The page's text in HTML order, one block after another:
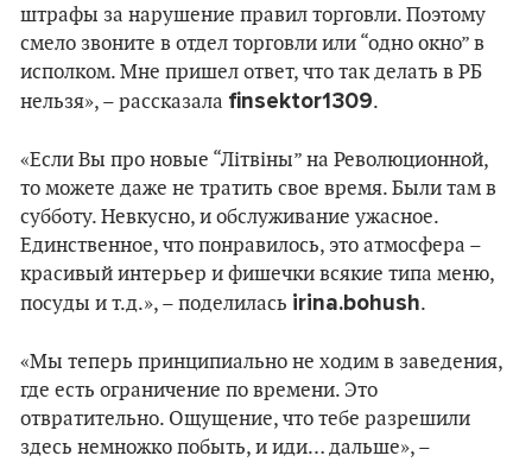
штрафы за нарушение правил торговли. Поэтому
смело звоните в отдел торговли или “одно окно” в
исполком. Мне пришел ответ, что так делать в РБ
нельзя», – рассказала finsektor1309.
«Если Вы про новые “Літвіны” на Революционной,
то можете даже не тратить свое время. Были там в
субботу. Невкусно, и обслуживание ужасное.
Единственное, что понравилось, это атмосфера –
красивый интерьер и фишечки всякие типа меню,
посуды и т.д.», – поделилась irina.bohush.
«Мы теперь принципиально не ходим в заведения,
где есть ограничение по времени. Это
отвратительно. Ощущение, что тебе разрешили
здесь немножко побыть, и иди… дальше», –